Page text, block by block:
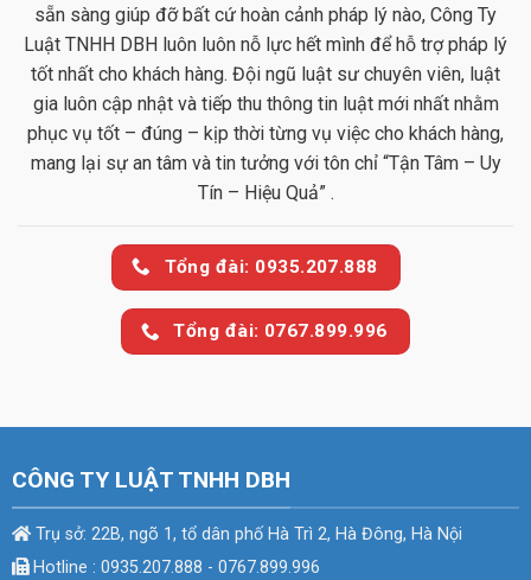
sẵn sàng giúp đỡ bất cứ hoàn cảnh pháp lý nào, Công Ty
Luật TNHH DBH luôn luôn nỗ lực hết mình để hỗ trợ pháp lý
tốt nhất cho khách hàng. Đội ngũ luật sư chuyên viên, luật
gia luôn cập nhật và tiếp thu thông tin luật mới nhất nhằm
phục vụ tốt – đúng – kịp thời từng vụ việc cho khách hàng,
mang lại sự an tâm và tin tưởng với tôn chỉ “Tận Tâm – Uy
Tín – Hiệu Quả” .
Tổng đài: 0935.207.888
Tổng đài: 0767.899.996
CÔNG TY LUẬT TNHH DBH
Trụ sở: 22B, ngõ 1, tổ dân phố Hà Trì 2, Hà Đông, Hà Nội
Hotline : 0935.207.888 - 0767.899.996